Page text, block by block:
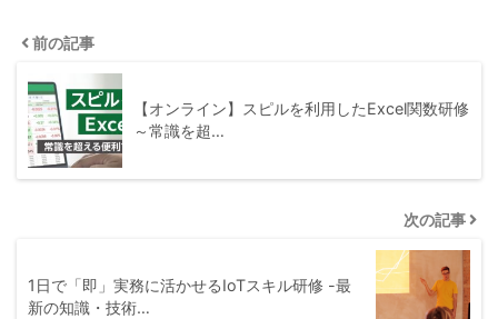
前の記事
【オンライン】スピルを利用したExcel関数研修
～常識を超…
次の記事
1日で「即」実務に活かせるIoTスキル研修 -最
新の知識・技術…